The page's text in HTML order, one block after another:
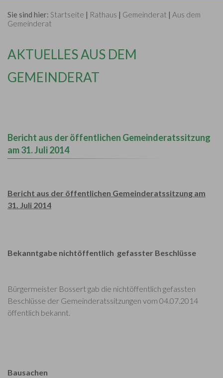
Sie sind hier: Startseite | Rathaus | Gemeinderat | Aus dem
Gemeinderat
AKTUELLES AUS DEM
GEMEINDERAT
Bericht aus der öffentlichen Gemeinderatssitzung
am 31. Juli 2014
Bericht aus der öffentlichen Gemeinderatssitzung am
31. Juli 2014
Bekanntgabe nichtöffentlich gefasster Beschlüsse
Bürgermeister Bossert gab die nichtöffentlich gefassten
Beschlüsse der Gemeinderatssitzungen vom 04.07.2014
öffentlich bekannt.
Bausachen